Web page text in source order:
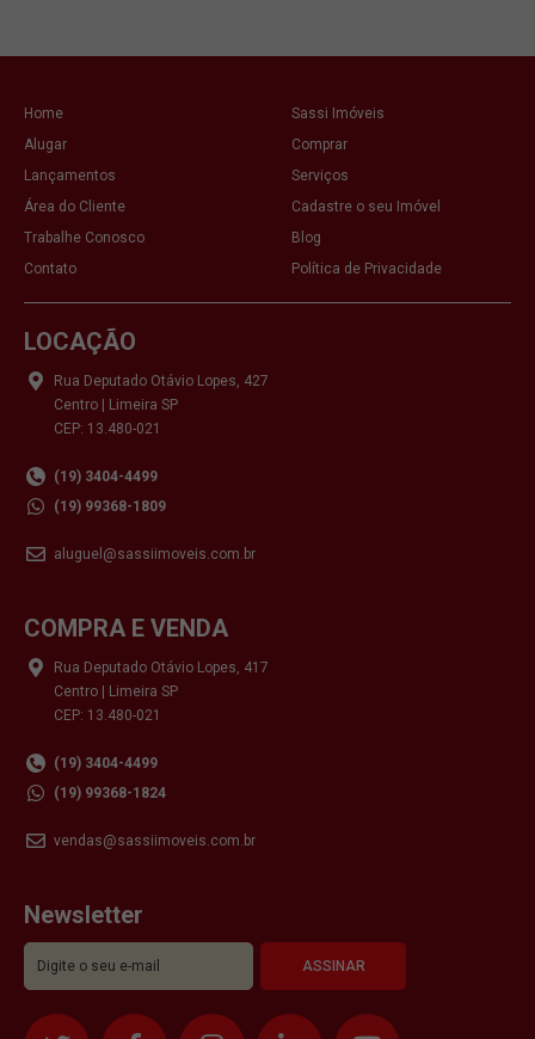
Home
Sassi Imóveis
Alugar
Comprar
Lançamentos
Serviços
Área do Cliente
Cadastre o seu Imóvel
Trabalhe Conosco
Blog
Contato
Política de Privacidade
LOCAÇÃO
Rua Deputado Otávio Lopes, 427
Centro | Limeira SP
CEP: 13.480-021
(19) 3404-4499
(19) 99368-1809
aluguel@sassiimoveis.com.br
COMPRA E VENDA
Rua Deputado Otávio Lopes, 417
Centro | Limeira SP
CEP: 13.480-021
(19) 3404-4499
(19) 99368-1824
vendas@sassiimoveis.com.br
Newsletter